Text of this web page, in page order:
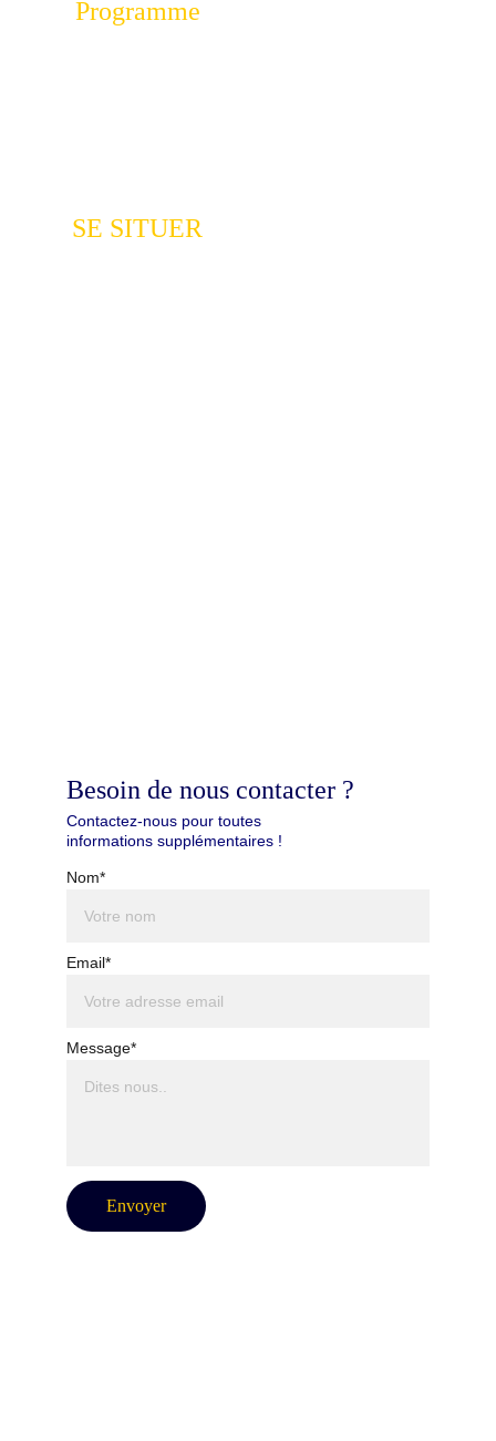
Programme
SE SITUER
Besoin de nous contacter ?
Nom*
Email*
Message*
Envoyer
Contactez-nous pour toutes
informations supplémentaires !